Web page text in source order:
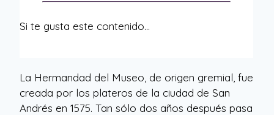
Si te gusta este contenido…
La Hermandad del Museo, de origen gremial, fue
creada por los plateros de la ciudad de San
Andrés en 1575. Tan sólo dos años después pasa